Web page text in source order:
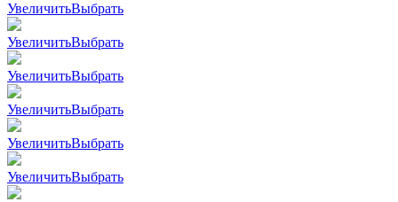
УвеличитьВыбрать
УвеличитьВыбрать
УвеличитьВыбрать
УвеличитьВыбрать
УвеличитьВыбрать
УвеличитьВыбрать